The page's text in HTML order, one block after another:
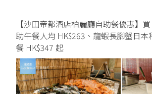
【沙田帝都酒店柏麗廳自助餐優惠】
助午餐人均 HK$263、龍蝦長腳蟹日本
餐 HK$347 起